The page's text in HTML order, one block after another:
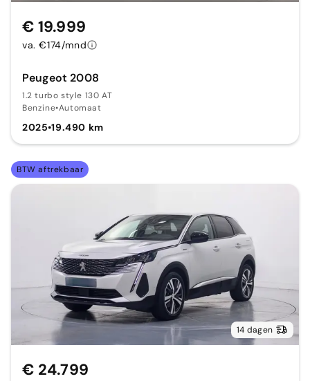
Peugeot 2008
1.2 turbo style 130 AT
Benzine•Automaat
2025•19.490 km
€ 19.999
va. €174/mnd
BTW aftrekbaar
14 dagen
€ 24.799